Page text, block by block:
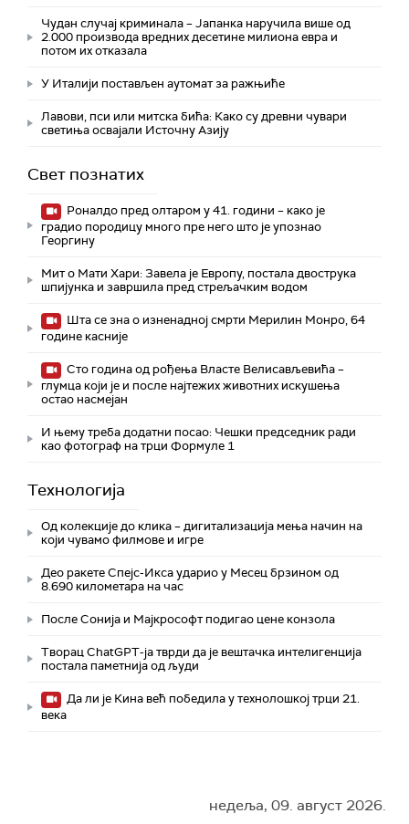
Чудан случај криминала – Јапанка наручила више од
2.000 производа вредних десетине милиона евра и
потом их отказала
У Италији постављен аутомат за ражњиће
Лавови, пси или митска бића: Како су древни чувари
светиња освајали Источну Азију
Свет познатих
Роналдо пред олтаром у 41. години – како је
градио породицу много пре него што је упознао
Георгину
Мит о Мати Хари: Завела је Европу, постала двострука
шпијунка и завршила пред стрељачким водом
Шта се зна о изненадној смрти Мерилин Монро, 64
године касније
Сто година од рођења Власте Велисављевића –
глумца који је и после најтежих животних искушења
остао насмејан
И њему треба додатни посао: Чешки председник ради
као фотограф на трци Формуле 1
Технологијa
Од колекције до клика – дигитализација мења начин на
који чувамо филмове и игре
Део ракете Спејс-Икса ударио у Месец брзином од
8.690 километара на час
После Сонија и Мајкрософт подигао цене конзола
Творац ChatGPT-ја тврди да је вештачка интелигенција
постала паметнија од људи
Да ли је Кина већ победила у технолошкој трци 21.
века
недеља, 09. август 2026.